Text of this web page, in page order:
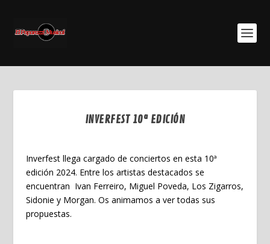
INVERFEST 10ª EDICIÓN
Inverfest llega cargado de conciertos en esta 10ª
edición 2024. Entre los artistas destacados se
encuentran Ivan Ferreiro, Miguel Poveda, Los Zigarros,
Sidonie y Morgan. Os animamos a ver todas sus
propuestas.